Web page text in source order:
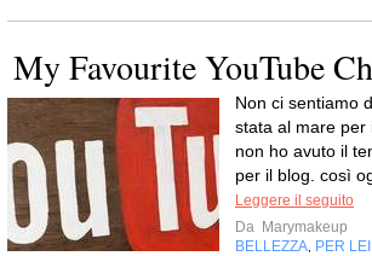
My Favourite YouTube
Non ci sentiamo
stata al mare per
non ho avuto il
per il blog. così
Leggere il seguito
Da Marymakeup
BELLEZZA PER LEI